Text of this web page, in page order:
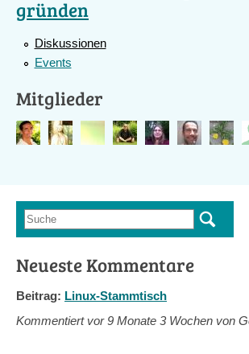
gründen
Diskussionen
Events
Mitglieder
Suchformular
Suche
Neueste Kommentare
Beitrag: Linux-Stammtisch
Kommentiert vor9 Monate 3 Wochen von